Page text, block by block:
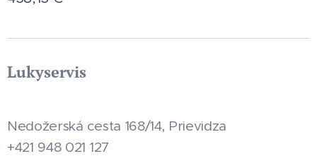
Lukyservis
Nedožerská cesta 168/14, Prievidza
+421 948 021 127